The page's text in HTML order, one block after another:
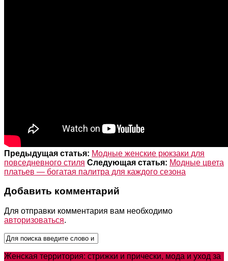
Предыдущая статья: Модные женские рюкзаки для
повседневного стиля Следующая статья: Модные цвета
платьев — богатая палитра для каждого сезона
Добавить комментарий
Для отправки комментария вам необходимо
авторизоваться.
Женская территория: стрижки и прически, мода и уход за